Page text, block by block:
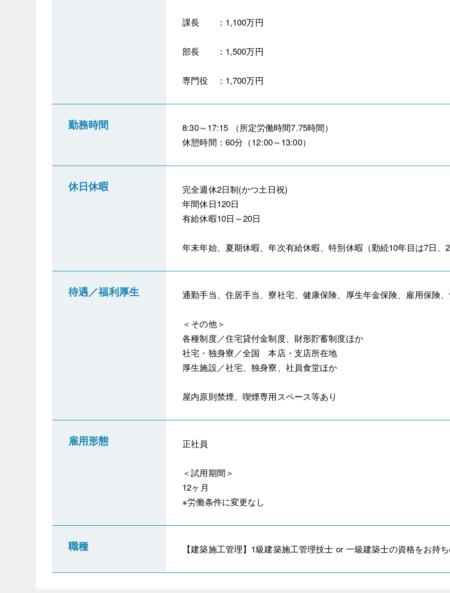
課長 ：1,100万円
部長 ：1,500万円
専門役 ：1,700万円
勤務時間
8:30～17:15 （所定労働時間7.75時間）
休憩時間：60分（12:00～13:00）
休日休暇
完全週休2日制(かつ土日祝)
年間休日120日
有給休暇10日～20日
年末年始、夏期休暇、年次有給休暇、特別休暇（勤続10年目は7日
待遇／福利厚生 通勤手当、住居手当、寮社宅、健康保険、厚生年金保険、雇用保険
＜その他＞
各種制度／住宅貸付金制度、財形貯蓄制度ほか
社宅・独身寮／全国 本店・支店所在地
厚生施設／社宅、独身寮、社員食堂ほか
屋内原則禁煙、喫煙専用スペース等あり
雇用形態 正社員
＜試用期間＞
12ヶ月
※労働条件に変更なし
職種 【建築施工管理】1級建築施工管理技士 or 一級建築士の資格をお持